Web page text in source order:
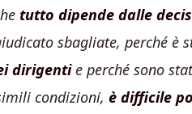
tutto dipende dalle
sbagliate, perché è
dirigentie perché sono
condizioni, è difficile